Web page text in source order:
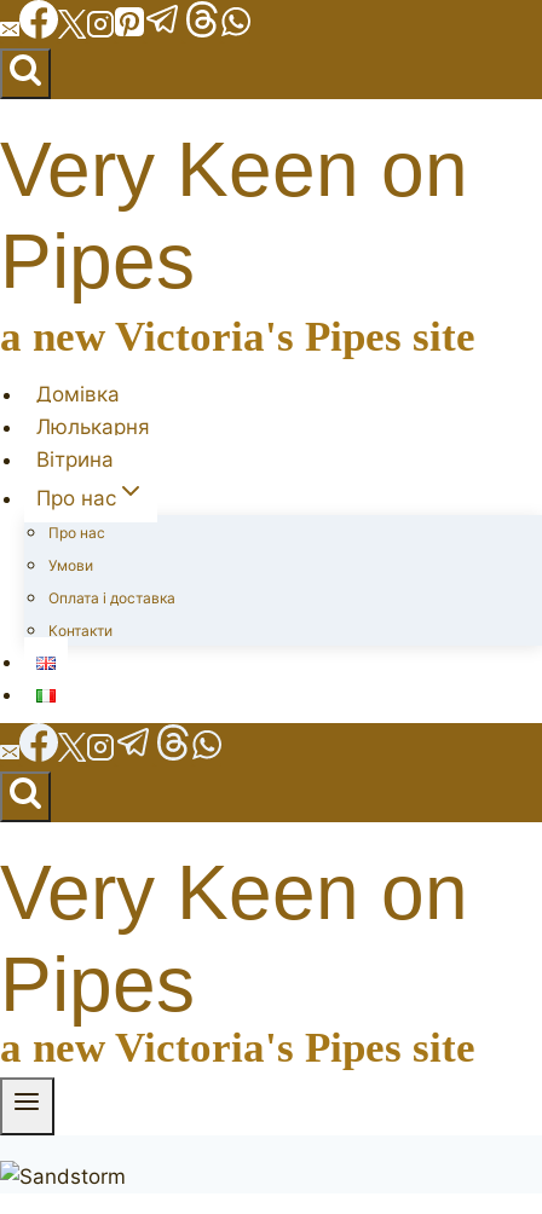
Перейти
до
вмісту
Very Keen on
Pipes
a new Victoria's Pipes site
Домівка
Люлькарня
Вітрина
Про нас
Про нас
Умови
Оплата і доставка
Контакти
Very Keen on
Pipes
a new Victoria's Pipes site